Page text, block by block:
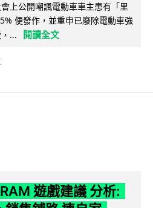
上公開嘲諷電動車車主患有「里
便發作，並重申已廢除電動車強
...
閱讀全文
遊戲建議 分析: